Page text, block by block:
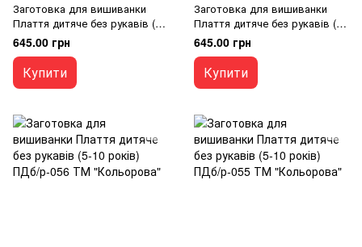
Заготовка для вишиванки
Плаття дитяче без рукавів (5-
10 років) ПДб/р-058 ТМ
"Кольорова"
645.00 грн
Купити
Заготовка для вишиванки
Плаття дитяче без рукавів (5-
10 років) ПДб/р-057 ТМ
"Кольорова"
645.00 грн
Купити